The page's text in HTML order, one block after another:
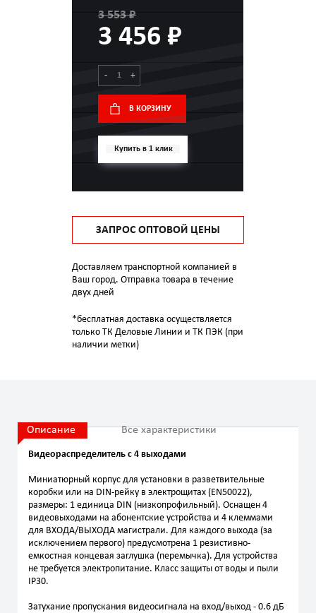
3 553 ₽
3 456 ₽
- +
В КОРЗИНУ
Купить в 1 клик
ЗАПРОС ОПТОВОЙ ЦЕНЫ
Доставляем транспортной компанией в
Ваш город. Отправка товара в течение
двух дней
*бесплатная доставка осуществляется
только ТК Деловые Линии и ТК ПЭК (при
наличии метки)
Описание Все характеристики
Видеораспределитель с 4 выходами
Миниатюрный корпус для установки в разветвительные
коробки или на DIN-рейку в электрощитах (EN50022),
размеры: 1 единица DIN (низкопрофильный). Оснащен 4
видеовыходами на абонентские устройства и 4 клеммами
для ВХОДА/ВЫХОДА магистрали. Для каждого выхода (за
исключением первого) предусмотрена 1 резистивно-
емкостная концевая заглушка (перемычка). Для устройства
не требуется электропитание. Класс защиты от воды и пыли
IP30.
Затухание пропускания видеосигнала на вход/выход - 0.6 дБ